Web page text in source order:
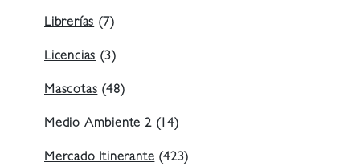
Librerías(7)
Licencias(3)
Mascotas(48)
Medio Ambiente 2(14)
Mercado Itinerante(423)